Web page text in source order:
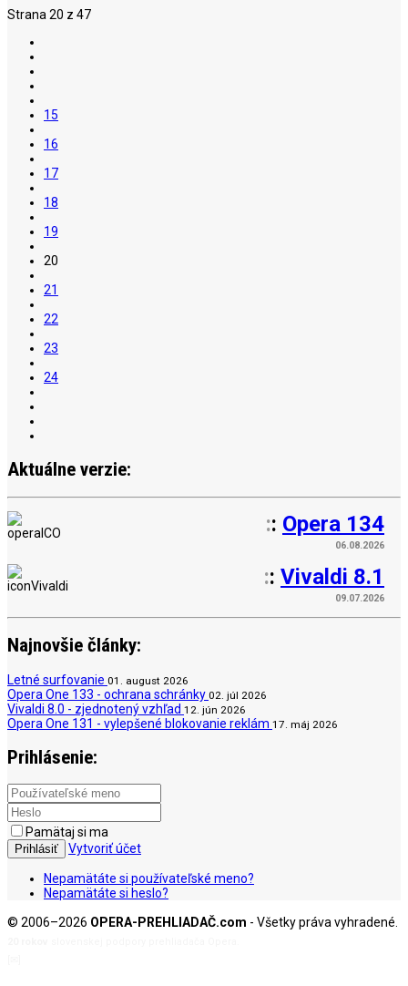
Strana 20 z 47
15
16
17
18
19
20
21
22
23
24
Aktuálne verzie:
:: Opera 134
06.08.2026
:: Vivaldi 8.1
09.07.2026
Najnovšie články:
Letné surfovanie 01. august 2026
Opera One 133 - ochrana schránky 02. júl 2026
Vivaldi 8.0 - zjednotený vzhľad 12. jún 2026
Opera One 131 - vylepšené blokovanie reklám 17. máj 2026
Prihlásenie:
Pamätaj si ma
Prihlásiť Vytvoriť účet
Nepamätáte si používateľské meno?
Nepamätáte si heslo?
© 2006–2026 OPERA-PREHLIADAČ.com - Všetky práva vyhradené.